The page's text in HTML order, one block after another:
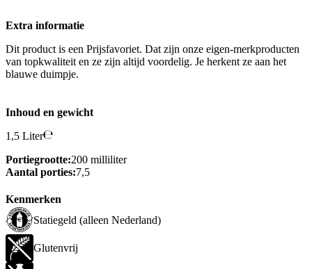
Extra informatie
Dit product is een Prijsfavoriet. Dat zijn onze eigen-merkproducten
van topkwaliteit en ze zijn altijd voordelig. Je herkent ze aan het
blauwe duimpje.
Inhoud en gewicht
1,5 Liter
Portiegrootte:200 milliliter
Aantal porties:7,5
Kenmerken
Statiegeld (alleen Nederland)
Glutenvrij